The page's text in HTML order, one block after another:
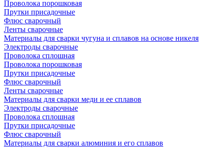
Проволока порошковая
Прутки присадочные
Флюс сварочный
Ленты сварочные
Материалы для сварки чугуна и сплавов на основе никеля
Электроды сварочные
Проволока сплошная
Проволока порошковая
Прутки присадочные
Флюс сварочный
Ленты сварочные
Материалы для сварки меди и ее сплавов
Электроды сварочные
Проволока сплошная
Прутки присадочные
Флюс сварочный
Материалы для сварки алюминия и его сплавов